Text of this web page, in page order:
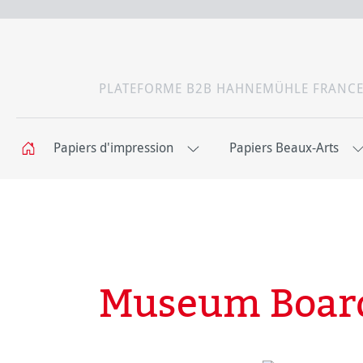
PLATEFORME B2B HAHNEMÜHLE FRANCE
Papiers d'impression Papiers Beaux-Arts
Museum